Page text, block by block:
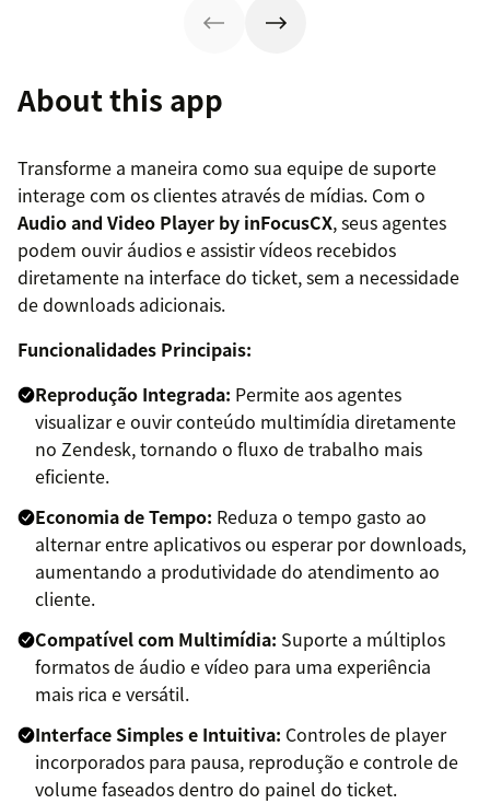
About this app
Transforme a maneira como sua equipe de suporte
interage com os clientes através de mídias. Com o
Audio and Video Player by inFocusCX, seus agentes
podem ouvir áudios e assistir vídeos recebidos
diretamente na interface do ticket, sem a necessidade
de downloads adicionais.
Funcionalidades Principais:
Reprodução Integrada: Permite aos agentes
visualizar e ouvir conteúdo multimídia diretamente
no Zendesk, tornando o fluxo de trabalho mais
eficiente.
Economia de Tempo: Reduza o tempo gasto ao
alternar entre aplicativos ou esperar por downloads,
aumentando a produtividade do atendimento ao
cliente.
Compatível com Multimídia: Suporte a múltiplos
formatos de áudio e vídeo para uma experiência
mais rica e versátil.
Interface Simples e Intuitiva: Controles de player
incorporados para pausa, reprodução e controle de
volume faseados dentro do painel do ticket.